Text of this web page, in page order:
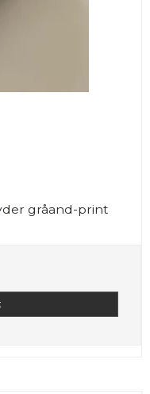
gråand-print